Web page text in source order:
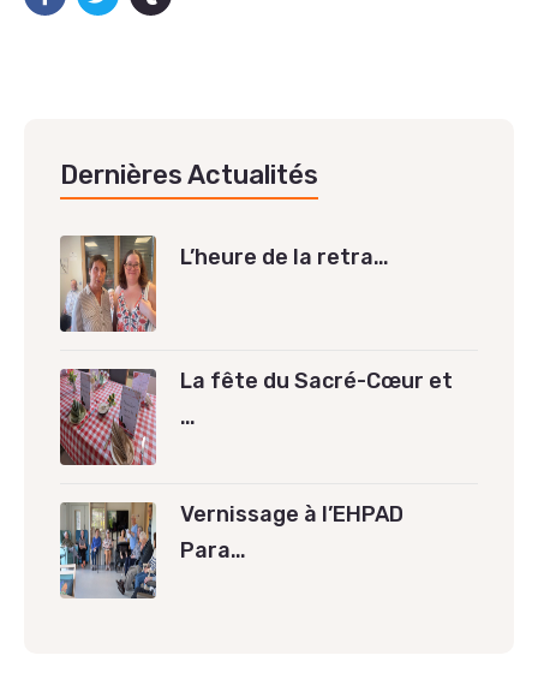
Dernières Actualités
L’heure de la retra…
La fête du Sacré-Cœur et
…
Vernissage à l’EHPAD
Para…